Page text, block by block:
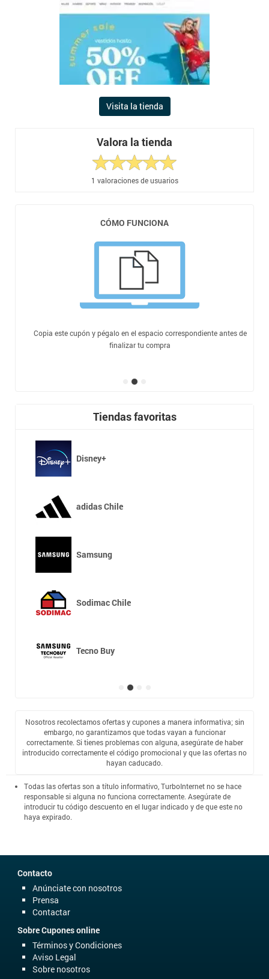
Visita la tienda
Valora la tienda
1 valoraciones de usuarios
CÓMO FUNCIONA
Copia este cupón y pégalo en el espacio correspondiente antes de
finalizar tu compra
Tiendas favoritas
Disney+
adidas Chile
Samsung
Sodimac Chile
Tecno Buy
Nosotros recolectamos ofertas y cupones a manera informativa; sin
embargo, no garantizamos que todas vayan a funcionar
correctamente. Si tienes problemas con alguna, asegúrate de haber
introducido correctamente el código promocional y que las ofertas no
hayan caducado.
Todas las ofertas son a título informativo, TurboInternet no se hace
responsable si alguna no funciona correctamente. Asegúrate de
introducir tu código descuento en el lugar indicado y de que este no
haya expirado.
Contacto
Anúnciate con nosotros
Prensa
Contactar
Sobre Cupones online
Términos y Condiciones
Aviso Legal
Sobre nosotros